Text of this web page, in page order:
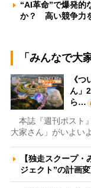
“AI革命”で爆発的
か？ 高い競争力
「みんなで大
《
ん」
ら…
本誌『週刊ポスト
大家さん」がいよい
【独走スクープ
ジェクト”の計画